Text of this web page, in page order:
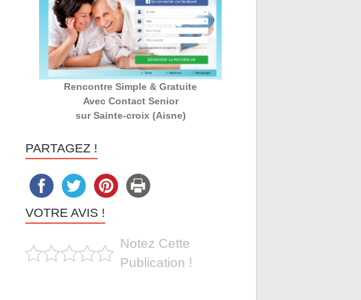
Rencontre Simple & Gratuite
Avec Contact Senior
sur Sainte-croix (Aisne)
PARTAGEZ !
VOTRE AVIS !
Notez Cette
Publication !